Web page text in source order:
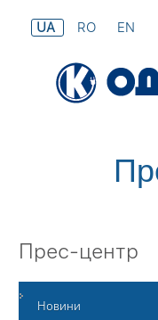
UA RO EN
Прес-центр
Новини